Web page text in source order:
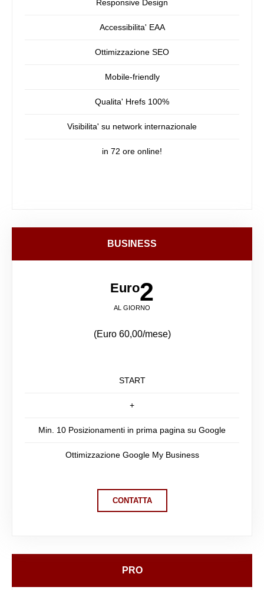
Responsive Design
Accessibilita' EAA
Ottimizzazione SEO
Mobile-friendly
Qualita' Hrefs 100%
Visibilita' su network internazionale
in 72 ore online!
BUSINESS
Euro2
AL GIORNO
(Euro 60,00/mese)
START
+
Min. 10 Posizionamenti in prima pagina su Google
Ottimizzazione Google My Business
CONTATTA
PRO